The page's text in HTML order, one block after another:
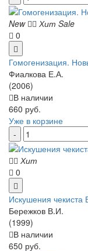
New Хит Sale
0
Гомогенизация.
Фиалкова Е.А.
(2006)
В наличии
660 руб.
Уже в корзине
Хит
0
Искушения
Бережков В.И.
(1999)
В наличии
650 руб.